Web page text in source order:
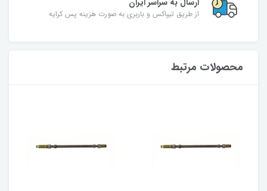
از طریق تیپاکس و باربری به صورت هزینه پس کرایه
محصولات مرتبط